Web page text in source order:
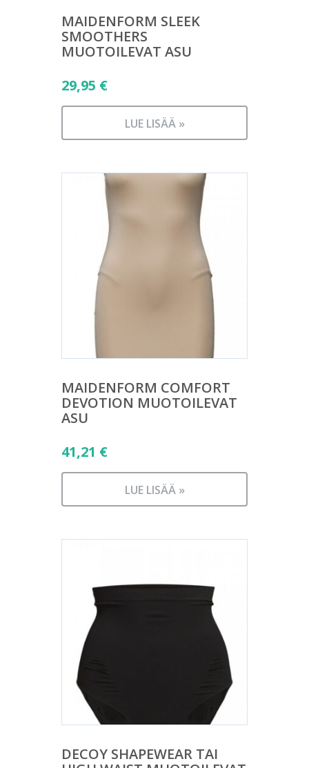
MAIDENFORM SLEEK
SMOOTHERS
MUOTOILEVAT ASU
29,95 €
LUE LISÄÄ »
MAIDENFORM COMFORT
DEVOTION MUOTOILEVAT
ASU
41,21 €
LUE LISÄÄ »
DECOY SHAPEWEAR TAI